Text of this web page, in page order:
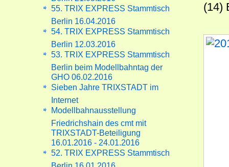
(14)
55. TRIX EXPRESS Stammtisch
Berlin 16.04.2016
54. TRIX EXPRESS Stammtisch
Berlin 12.03.2016
53. TRIX EXPRESS Stammtisch
Berlin beim Modellbahntag der
GHO 06.02.2016
Sieben Jahre TRIXSTADT im
Internet
Modellbahnausstellung
Friedrichshain des cmt mit
TRIXSTADT-Beteiligung
16.01.2016 - 24.01.2016
52. TRIX EXPRESS Stammtisch
Berlin 16.01.2016